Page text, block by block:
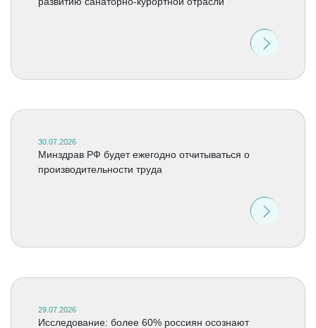
30.07.2026
Минздрав РФ будет ежегодно отчитываться о
производительности труда
29.07.2026
Исследование: более 60% россиян осознают